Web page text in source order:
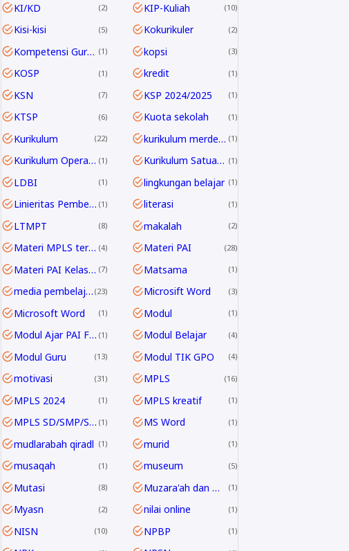
KI/KD 2 KIP-Kuliah 10
Kisi-kisi 5 Kokurikuler 2
Kompetensi Guru 2045 1 kopsi 3
KOSP 1 kredit 1
KSN 7 KSP 2024/2025 1
KTSP 6 Kuota sekolah 1
Kurikulum 22 kurikulum merdeka 1
Kurikulum Operasional Satuan Pendidikan 1 Kurikulum Satuan Pendidikan 1
LDBI 1 lingkungan belajar 1
Linieritas Pembelajaran 1 literasi 1
LTMPT 8 makalah 2
Materi MPLS terbaru 4 Materi PAI 28
Materi PAI Kelas 10 7 Matsama 1
media pembelajaran 23 Microsift Word 3
Microsoft Word 1 Modul 1
Modul Ajar PAI Fase E & F 1 Modul Belajar 4
Modul Guru 13 Modul TIK GPO 4
motivasi 31 MPLS 16
MPLS 2024 1 MPLS kreatif 1
MPLS SD/SMP/SMA 2024/2025 1 MS Word 1
mudlarabah qiradl 1 murid 1
musaqah 1 museum 5
Mutasi 8 Muzara'ah dan Mukhabarah 1
Myasn 2 nilai online 1
NISN 10 NPBP 1